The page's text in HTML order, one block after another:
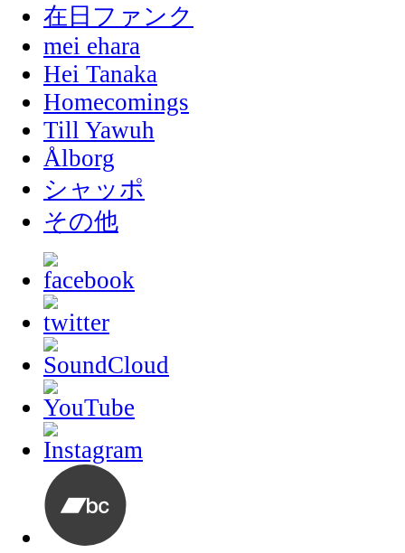
在日ファンク
mei ehara
Hei Tanaka
Homecomings
Till Yawuh
Ålborg
シャッポ
その他